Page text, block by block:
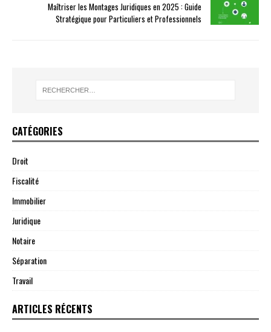
Maîtriser les Montages Juridiques en 2025 : Guide
Stratégique pour Particuliers et Professionnels
CATÉGORIES
Droit
Fiscalité
Immobilier
Juridique
Notaire
Séparation
Travail
ARTICLES RÉCENTS